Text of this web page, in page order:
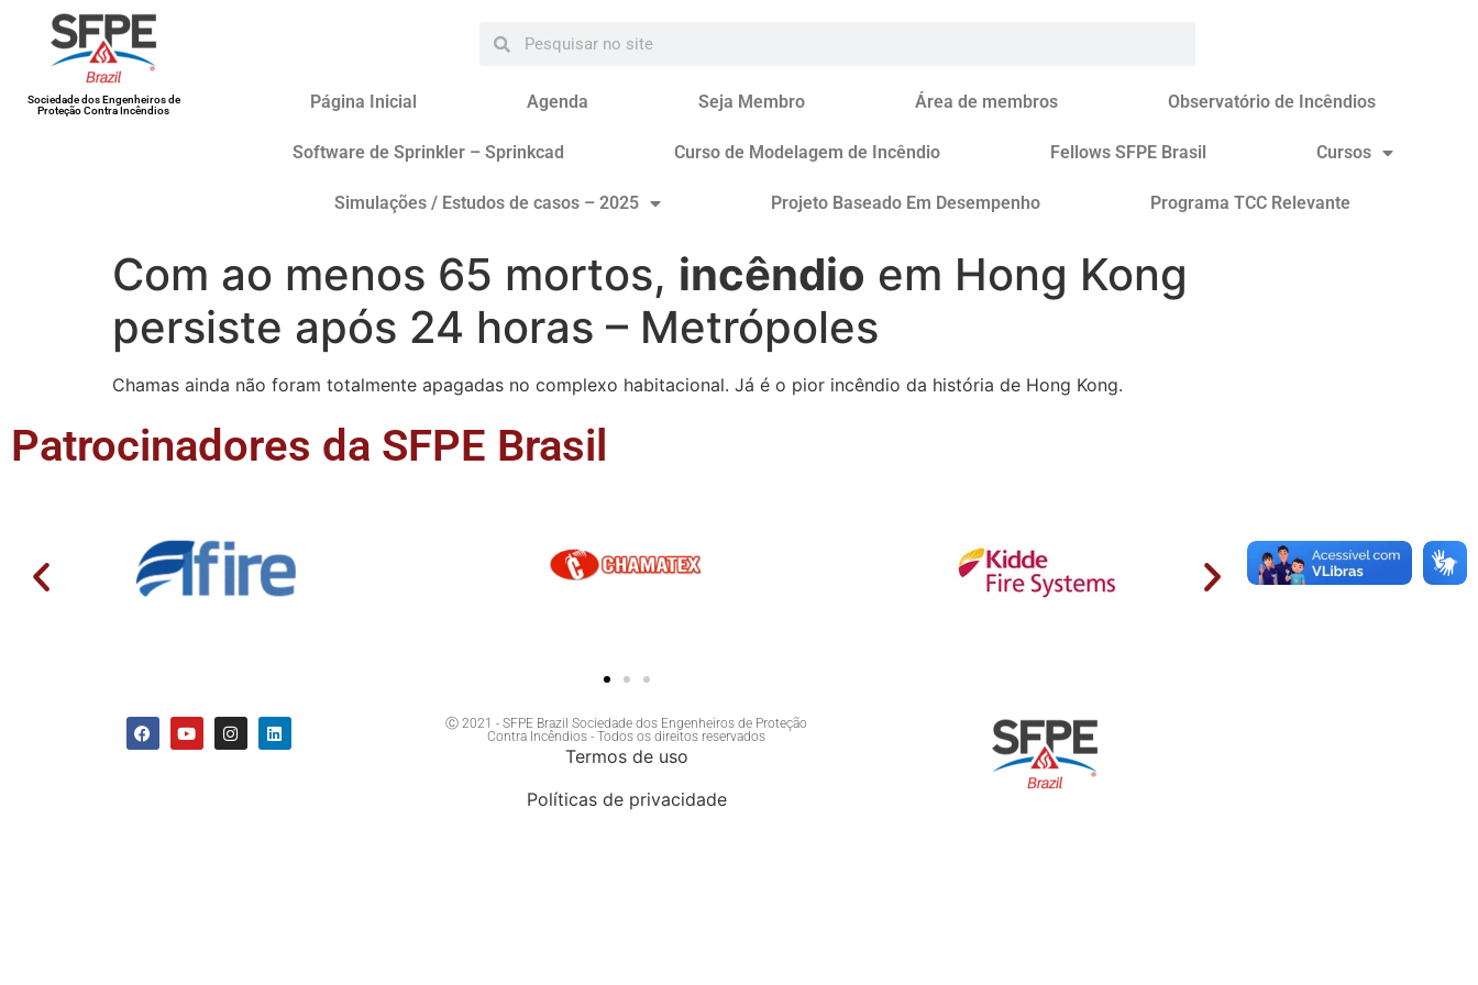
Sociedade dos Engenheiros de
Proteção Contra Incêndios
Página Inicial Agenda Seja Membro Área de membros Observatório de Incêndios
Software de Sprinkler – Sprinkcad Curso de Modelagem de Incêndio Fellows SFPE Brasil Cursos
Simulações / Estudos de casos – 2025 Projeto Baseado Em Desempenho Programa TCC Relevante
Com ao menos 65 mortos, incêndio em Hong Kong
persiste após 24 horas – Metrópoles
Chamas ainda não foram totalmente apagadas no complexo habitacional. Já é o pior incêndio da história de Hong Kong.
Patrocinadores da SFPE Brasil
Ⓒ 2021 - SFPE Brazil Sociedade dos Engenheiros de Proteção
Contra Incêndios - Todos os direitos reservados
Termos de uso
Políticas de privacidade